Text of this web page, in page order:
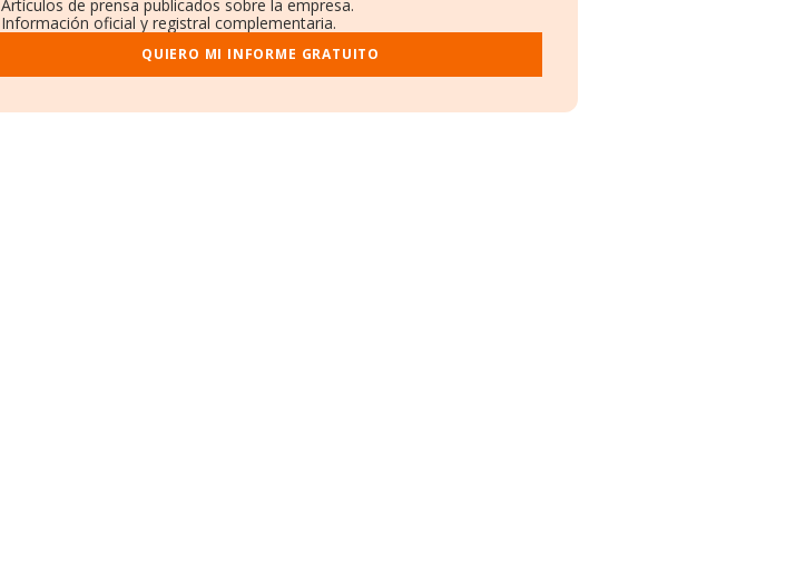
Artículos de prensa publicados sobre la empresa.
Información oficial y registral complementaria.
QUIERO MI INFORME GRATUITO